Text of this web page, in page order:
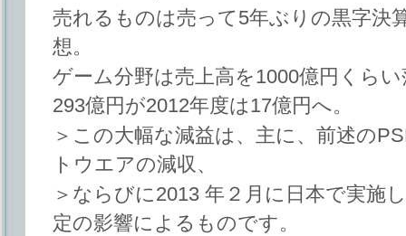
売れるものは売って5年ぶりの黒字決
想。
ゲーム分野は売上高を1000億円くら
293億円が2012年度は17億円へ。
＞この大幅な減益は、主に、前述の
トウエアの減収、
＞ならびに2013 年２月に日本で実施
定の影響によるものです。